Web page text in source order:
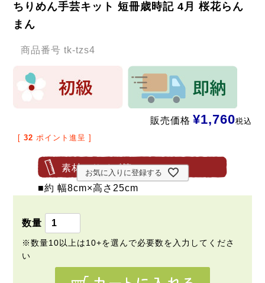
ちりめん手芸キット 短冊歳時記 4月 桜花らん
まん
商品番号 tk-tzs4
販売価格 ¥1,760税込
[ 32 ポイント進呈 ]
素材・サイズ等
■約 幅8cm×高さ25cm
お気に入りに登録する